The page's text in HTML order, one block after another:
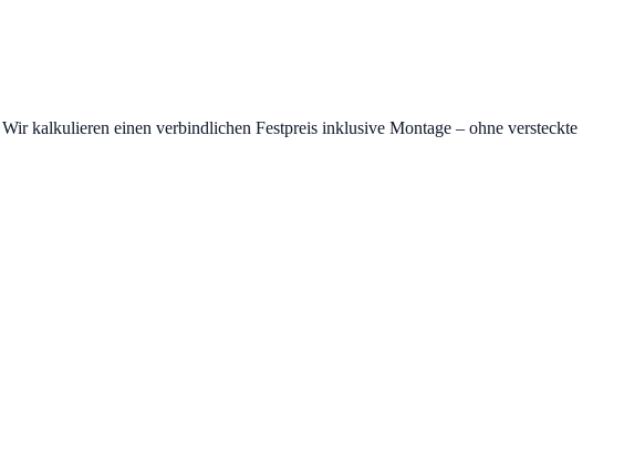
kalkulieren einen verbindlichen Festpreis inklusive Montage – ohne versteckte